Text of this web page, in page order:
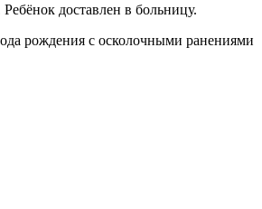
доставлен в больницу.
рождения с осколочными ранениями